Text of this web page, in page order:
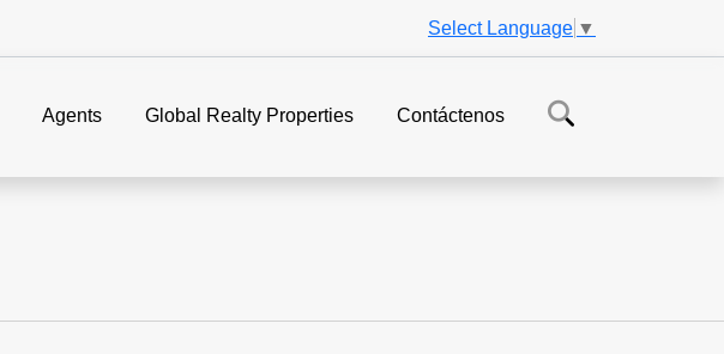
Select Language ▼
Agents Global Realty Properties Contáctenos